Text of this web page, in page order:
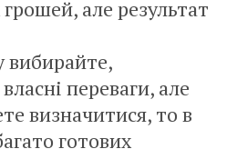
але результат
вибирайте,
переваги, але
визначитися, то в
готових